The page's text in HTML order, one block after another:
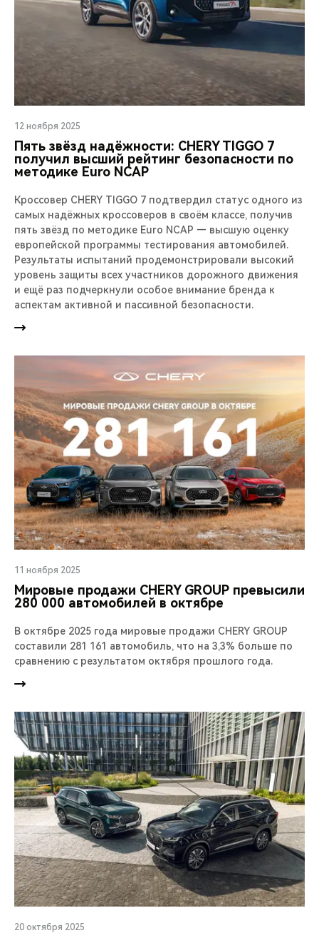
12 ноября 2025
Пять звёзд надёжности: CHERY TIGGO 7
получил высший рейтинг безопасности по
методике Euro NCAP
Кроссовер CHERY TIGGO 7 подтвердил статус одного из
самых надёжных кроссоверов в своём классе, получив
пять звёзд по методике Euro NCAP — высшую оценку
европейской программы тестирования автомобилей.
Результаты испытаний продемонстрировали высокий
уровень защиты всех участников дорожного движения
и ещё раз подчеркнули особое внимание бренда к
аспектам активной и пассивной безопасности.
11 ноября 2025
Мировые продажи CHERY GROUP превысили
280 000 автомобилей в октябре
В октябре 2025 года мировые продажи CHERY GROUP
составили 281 161 автомобиль, что на 3,3% больше по
сравнению с результатом октября прошлого года.
20 октября 2025